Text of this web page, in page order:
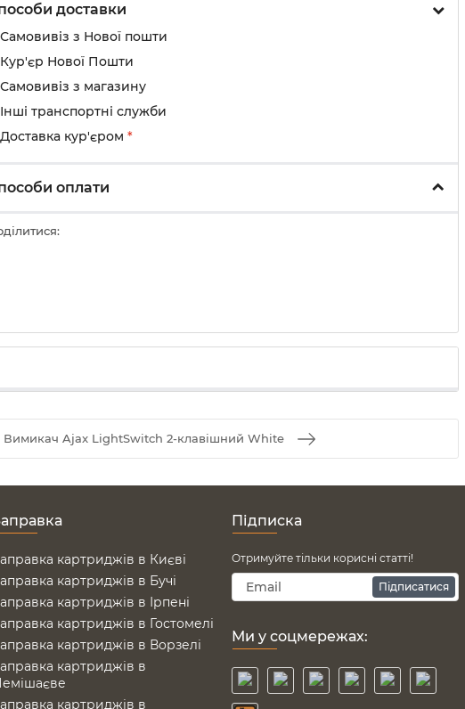
доставки
Самовивіз з Нової пошти
Кур'єр Нової Пошти
Самовивіз з магазину
Інші транспортні служби
Доставка кур'єром *
оплати
Вимикач Ajax LightSwitch 2-клавішний White
картриджів в Києві
картриджів в Бучі
картриджів в Ірпені
картриджів в Гостомелі
картриджів в Ворзелі
картриджів в
картриджів в
Підписка
Отримуйте тільки корисні статті!
Підписатися
Ми у соцмережах: